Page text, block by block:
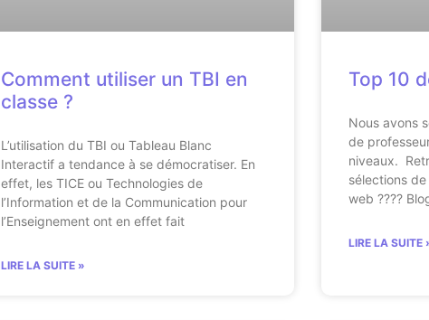
Comment utiliser un TBI en
classe ?
L’utilisation du TBI ou Tableau Blanc
Interactif a tendance à se démocratiser. En
effet, les TICE ou Technologies de
l’Information et de la Communication pour
l’Enseignement ont en effet fait
LIRE LA SUITE »
Top 10
Nous avons
de
niveaux.
sélections
web ????
LIRE LA SUITE